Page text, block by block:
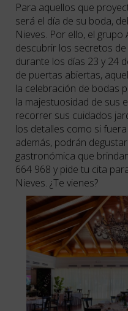
Para aquellos que
será el día de su boda,
Nieves. Por ello, el
descubrir los secretos
durante los días 23 y 24
de puertas abiertas,
la celebración de bodas
la majestuosidad de sus
recorrer sus cuidados
los detalles como si
además, podrán
gastronómica que
664 968 y pide tu cita
Nieves. ¿Te vienes?